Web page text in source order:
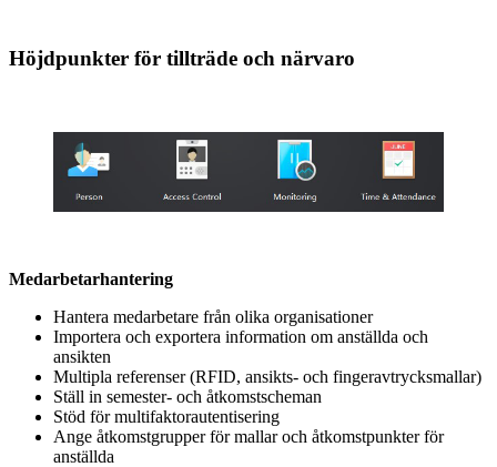
Höjdpunkter för tillträde och närvaro
Medarbetarhantering
Hantera medarbetare från olika organisationer
Importera och exportera information om anställda och
ansikten
Multipla referenser (RFID, ansikts- och fingeravtrycksmallar)
Ställ in semester- och åtkomstscheman
Stöd för multifaktorautentisering
Ange åtkomstgrupper för mallar och åtkomstpunkter för
anställda